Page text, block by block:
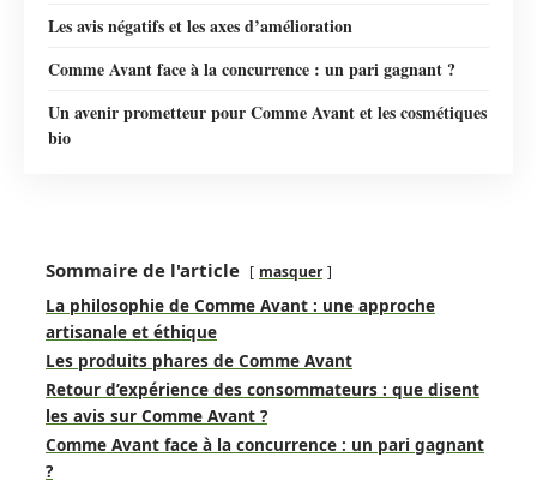
Les avis négatifs et les axes d’amélioration
Comme Avant face à la concurrence : un pari gagnant ?
Un avenir prometteur pour Comme Avant et les cosmétiques
bio
Sommaire de l'article masquer
La philosophie de Comme Avant : une approche
artisanale et éthique
Les produits phares de Comme Avant
Retour d’expérience des consommateurs : que disent
les avis sur Comme Avant ?
Comme Avant face à la concurrence : un pari gagnant
?